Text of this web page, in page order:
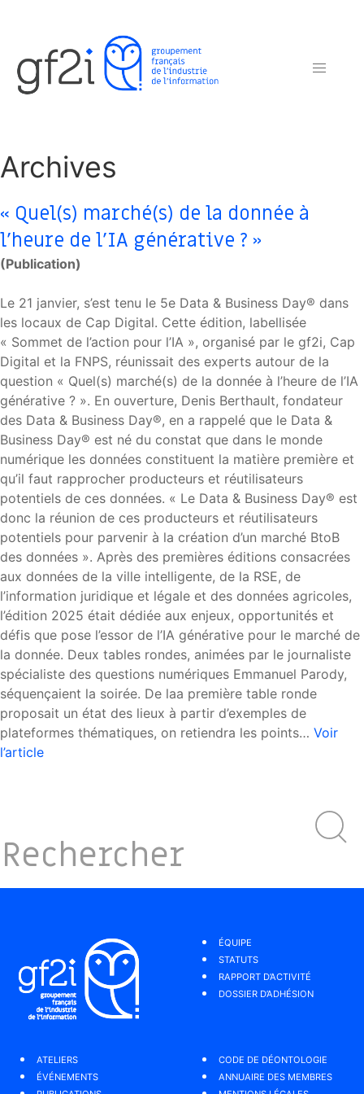
Archives
« Quel(s) marché(s) de la donnée à
l’heure de l’IA générative ? »
(Publication)
Le 21 janvier, s’est tenu le 5e Data & Business Day® dans
les locaux de Cap Digital. Cette édition, labellisée
« Sommet de l’action pour l’IA », organisé par le gf2i, Cap
Digital et la FNPS, réunissait des experts autour de la
question « Quel(s) marché(s) de la donnée à l’heure de l’IA
générative ? ». En ouverture, Denis Berthault, fondateur
des Data & Business Day®, en a rappelé que le Data &
Business Day® est né du constat que dans le monde
numérique les données constituent la matière première et
qu’il faut rapprocher producteurs et réutilisateurs
potentiels de ces données. « Le Data & Business Day® est
donc la réunion de ces producteurs et réutilisateurs
potentiels pour parvenir à la création d’un marché BtoB
des données ». Après des premières éditions consacrées
aux données de la ville intelligente, de la RSE, de
l’information juridique et légale et des données agricoles,
l’édition 2025 était dédiée aux enjeux, opportunités et
défis que pose l’essor de l’IA générative pour le marché de
la donnée. Deux tables rondes, animées par le journaliste
spécialiste des questions numériques Emmanuel Parody,
séquençaient la soirée. De laa première table ronde
proposait un état des lieux à partir d’exemples de
plateformes thématiques, on retiendra les points… Voir
l’article
ÉQUIPE
STATUTS
RAPPORT D’ACTIVITÉ
DOSSIER D’ADHÉSION
ATELIERS
ÉVÉNEMENTS
CODE DE DÉONTOLOGIE
ANNUAIRE DES MEMBRES